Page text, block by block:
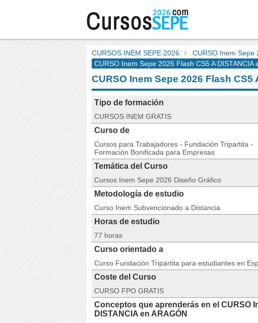
CURSOS INEM SEPE 2026
CURSO Inem Sepe
CURSO Inem Sepe 2026 Flash CS5 A DISTANCIA
CURSO Inem Sepe 2026 Flash CS5
Tipo de formación
CURSOS INEM GRATIS
Curso de
Cursos para Trabajadores - Fundación Tripartita -
Formación Bonificada para Empresas
Temática del Curso
Cursos Inem Sepe 2026 Diseño Gráfico
Metodología de estudio
Curso Inem Subvencionado a Distancia
Horas de estudio
77 horas
Curso orientado a
Curso Fundación Tripartita para estudiantes en
Coste del Curso
CURSO FPO GRATIS
Conceptos que aprenderás en el CURSO
DISTANCIA en ARAGÓN